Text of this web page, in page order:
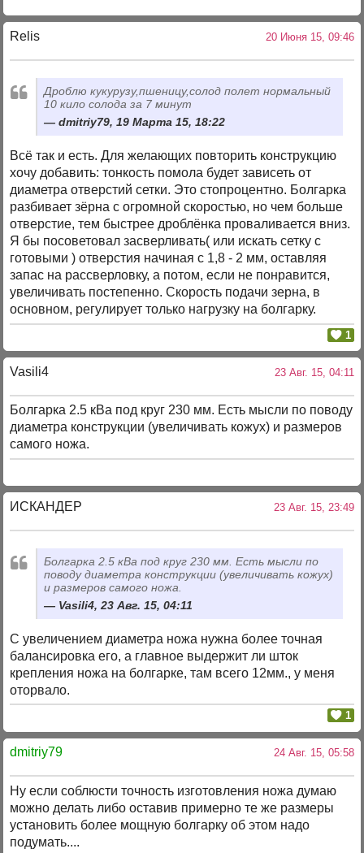
Relis 20 Июня 15, 09:46
Дроблю кукурузу,пшеницу,солод полет нормальный
10 кило солода за 7 минут
dmitriy79, 19 Марта 15, 18:22
Всё так и есть. Для желающих повторить конструкцию
хочу добавить: тонкость помола будет зависеть от
диаметра отверстий сетки. Это стопроцентно. Болгарка
разбивает зёрна с огромной скоростью, но чем больше
отверстие, тем быстрее дроблёнка проваливается вниз.
Я бы посоветовал засверливать( или искать сетку с
готовыми ) отверстия начиная с 1,8 - 2 мм, оставляя
запас на рассверловку, а потом, если не понравится,
увеличивать постепенно. Скорость подачи зерна, в
основном, регулирует только нагрузку на болгарку.
1
Vasili4 23 Авг. 15, 04:11
Болгарка 2.5 кВа под круг 230 мм. Есть мысли по поводу
диаметра конструкции (увеличивать кожух) и размеров
самого ножа.
ИСКАНДЕР 23 Авг. 15, 23:49
Болгарка 2.5 кВа под круг 230 мм. Есть мысли по
поводу диаметра конструкции (увеличивать кожух)
и размеров самого ножа.
Vasili4, 23 Авг. 15, 04:11
С увеличением диаметра ножа нужна более точная
балансировка его, а главное выдержит ли шток
крепления ножа на болгарке, там всего 12мм., у меня
оторвало.
1
dmitriy79 24 Авг. 15, 05:58
Ну если соблюсти точность изготовления ножа думаю
можно делать либо оставив примерно те же размеры
установить более мощную болгарку об этом надо
подумать....